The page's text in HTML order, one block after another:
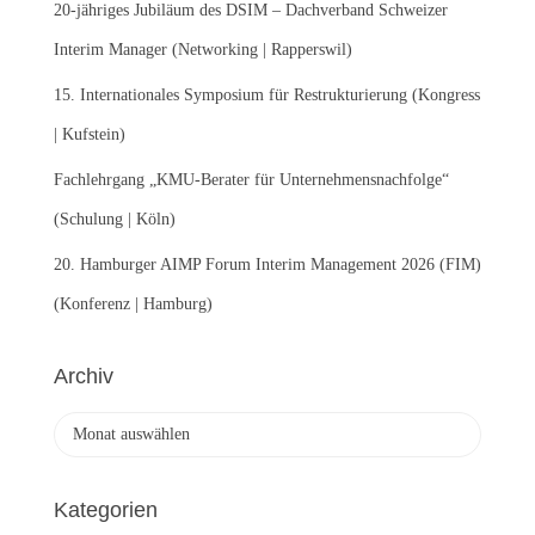
:
20-jähriges Jubiläum des DSIM – Dachverband Schweizer
Interim Manager (Networking | Rapperswil)
15. Internationales Symposium für Restrukturierung (Kongress
| Kufstein)
Fachlehrgang „KMU-Berater für Unternehmensnachfolge“
(Schulung | Köln)
20. Hamburger AIMP Forum Interim Management 2026 (FIM)
(Konferenz | Hamburg)
Archiv
h
Kategorien